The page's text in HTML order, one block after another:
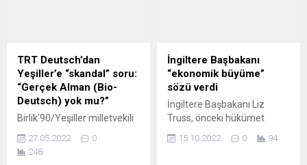
devletinin kontrolündeki
medyanın Donbas’taki
nüfusa karşı
gerçekleştirildiğini iddia
ettiği şiddet eylemlerini
üretmeye devam ettiğini”
belirterek...
yıkıcı savaşlarının birinin
sona erdiğini belirten
Scholz, “Bu felaketten
TRT Deutsch’dan
Yeşiller’e “skandal” soru:
“Gerçek Alman (Bio-
Deutsch) yok mu?”
Birlik’90/Yeşiller milletvekili
programda TRT Deutsch
kanalının Berlin Temsilcisi
27.05.2022
0
248
İngiltere Başbakanı
“ekonomik büyüme”
sözü verdi
İngiltere Başbakanı Liz
Truss, önceki hükümet
yılında kurumlar vergisini
15.10.2022 0 94